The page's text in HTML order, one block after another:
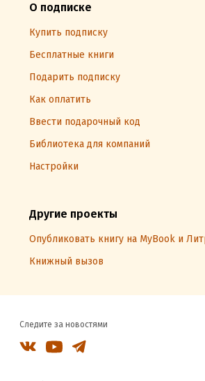
О подписке
Купить подписку
Бесплатные книги
Подарить подписку
Как оплатить
Ввести подарочный код
Библиотека для компаний
Настройки
Другие проекты
Опубликовать книгу на MyBook и
Книжный вызов
Следите за новостями